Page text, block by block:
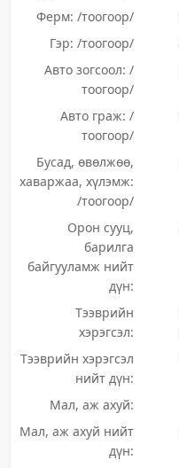
Ферм: /тоогоор/
Гэр: /тоогоор/
Авто зогсоол: /
тоогоор/
Авто граж: /
тоогоор/
Бусад, өвөлжөө,
хаваржаа, хүлэмж:
/тоогоор/
Орон сууц,
барилга
байгууламж нийт
дүн:
Тээврийн
хэрэгсэл:
Тээврийн хэрэгсэл
нийт дүн:
Мал, аж ахуй:
Мал, аж ахуй нийт
дүн: